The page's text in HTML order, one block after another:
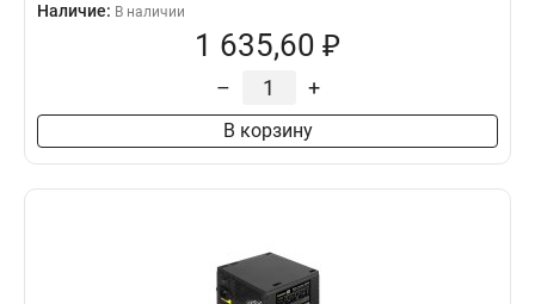
Наличие: В наличии
1 635,60 ₽
– +
В корзину